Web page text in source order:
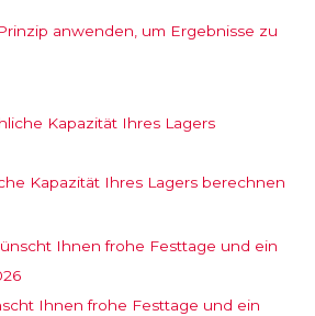
anwenden, um Ergebnisse zu
Kapazität Ihres Lagers berechnen
Ihnen frohe Festtage und ein